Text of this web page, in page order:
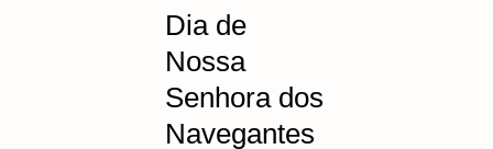
Dia de
Nossa
Senhora dos
Navegantes